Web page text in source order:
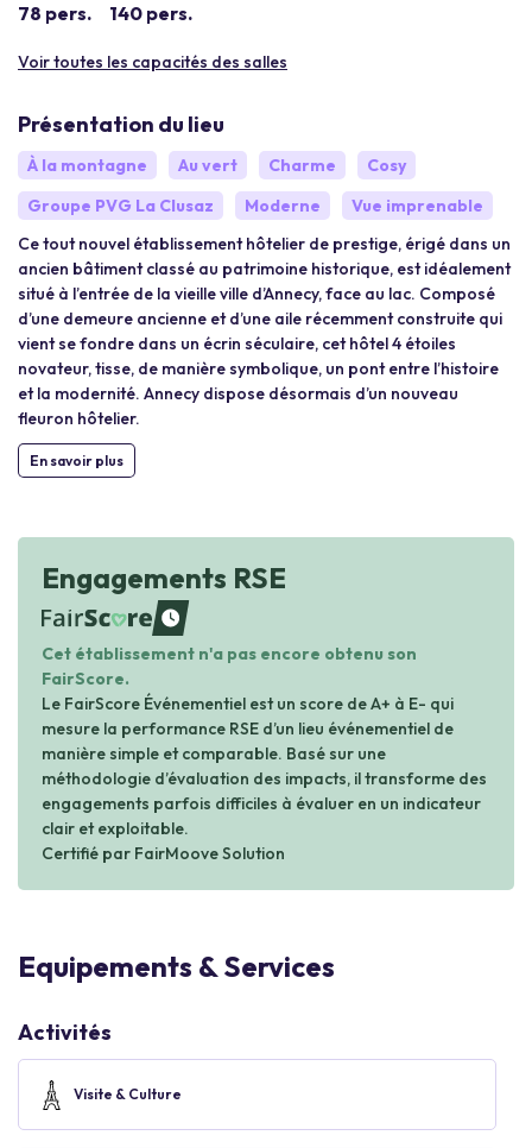
78 pers. 140 pers.
Voir toutes les capacités des salles
Présentation du lieu
À la montagne Au vert Charme
Cosy
Groupe PVG La Clusaz
Moderne
Vue imprenable
Ce tout nouvel établissement hôtelier de prestige, érigé dans un
ancien bâtiment classé au patrimoine historique, est idéalement
situé à l’entrée de la vieille ville d’Annecy, face au lac. Composé
d’une demeure ancienne et d’une aile récemment construite qui
vient se fondre dans un écrin séculaire, cet hôtel 4 étoiles
novateur, tisse, de manière symbolique, un pont entre l’histoire
et la modernité. Annecy dispose désormais d’un nouveau
fleuron hôtelier.
En savoir plus
Engagements RSE
waiting
Cet établissement n'a pas encore obtenu son
FairScore.
Le FairScore Événementiel est un score de A+ à E- qui
mesure la performance RSE d’un lieu événementiel de
manière simple et comparable. Basé sur une
méthodologie d’évaluation des impacts, il transforme des
engagements parfois difficiles à évaluer en un indicateur
clair et exploitable.
Certifié par FairMoove Solution
Equipements & Services
Activités
Visite & Culture